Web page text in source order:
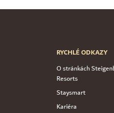
RYCHLÉ ODKAZY
O stránkách
Resorts
Staysmart
Kariéra